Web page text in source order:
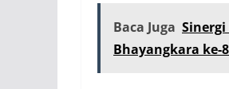
Baca Juga
Bhayangkara ke-